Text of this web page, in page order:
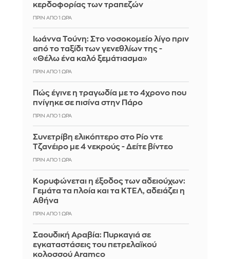
κερδοφορίας των τραπεζών
ΠΡΙΝ ΑΠΌ 1 ΏΡΑ
Ιωάννα Τούνη: Στο νοσοκομείο λίγο πριν
από το ταξίδι των γενεθλίων της -
«Θέλω ένα καλό ξεμάτιασμα»
ΠΡΙΝ ΑΠΌ 1 ΏΡΑ
Πώς έγινε η τραγωδία με το 4χρονο που
πνίγηκε σε πισίνα στην Πάρο
ΠΡΙΝ ΑΠΌ 1 ΏΡΑ
Συνετρίβη ελικόπτερο στο Ρίο ντε
Τζανέιρο με 4 νεκρούς - Δείτε βίντεο
ΠΡΙΝ ΑΠΌ 1 ΏΡΑ
Κορυφώνεται η έξοδος των αδειούχων:
Γεμάτα τα πλοία και τα ΚΤΕΛ, αδειάζει η
Αθήνα
ΠΡΙΝ ΑΠΌ 1 ΏΡΑ
Σαουδική Αραβία: Πυρκαγιά σε
εγκαταστάσεις του πετρελαϊκού
κολοσσού Aramco